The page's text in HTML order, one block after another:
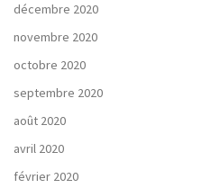
décembre 2020
novembre 2020
octobre 2020
septembre 2020
août 2020
avril 2020
février 2020